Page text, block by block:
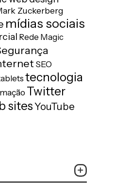
Zuckerberg
mídias sociais
Rede Magic
SEO
tecnologia
Twitter
sitesYouTube